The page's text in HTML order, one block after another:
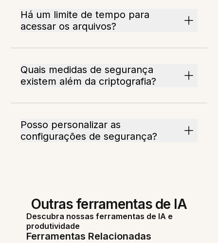
Há um limite de tempo para
acessar os arquivos?
Quais medidas de segurança
existem além da criptografia?
Posso personalizar as
configurações de segurança?
Outras ferramentas de IA
Descubra nossas ferramentas de IA e
produtividade
Ferramentas Relacionadas